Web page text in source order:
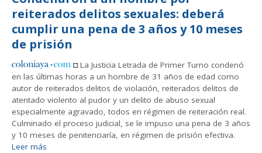
reiterados delitos sexuales: deberá
cumplir una pena de 3 años y 10 meses
de prisión
◘ La Justicia Letrada de Primer Turno condenó
en las últimas horas a un hombre de 31 años de edad como
autor de reiterados delitos de violación, reiterados delitos de
atentado violento al pudor y un delito de abuso sexual
especialmente agravado, todos en régimen de reiteración real.
Culminado el proceso judicial, se le impuso una pena de 3 años
y 10 meses de penitenciaría, en régimen de prisión efectiva.
Leer más